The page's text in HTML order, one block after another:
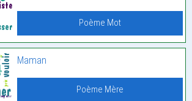
Poème Mot
Maman
Poème Mère